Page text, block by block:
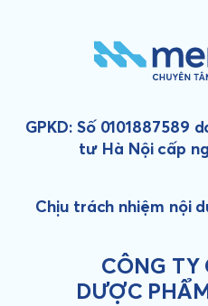
GPKD: Số 0101887589
tư Hà Nội cấp
Chịu trách nhiệm nội
CÔNG TY
DƯỢC